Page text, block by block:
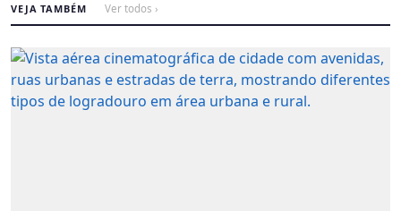
VEJA TAMBÉM Ver todos ›